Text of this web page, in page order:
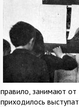
правило, занимают
приходилось